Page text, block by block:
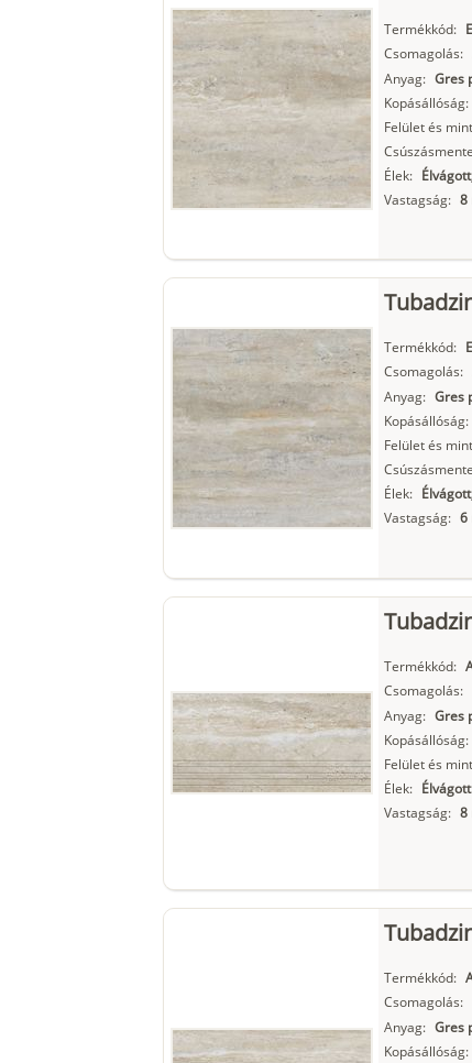
Termékkód:
Csomagolás:
Anyag: Gres
Kopásállóság:
Felület és
Élek:
Vastagság: 8
Termékkód:
Csomagolás:
Anyag: Gres
Kopásállóság:
Felület és
Élek:
Vastagság: 6
Termékkód:
Csomagolás:
Anyag: Gres
Kopásállóság:
Felület és
Élek: Élvágott
Vastagság: 8
Termékkód:
Csomagolás:
Anyag: Gres
Kopásállóság: